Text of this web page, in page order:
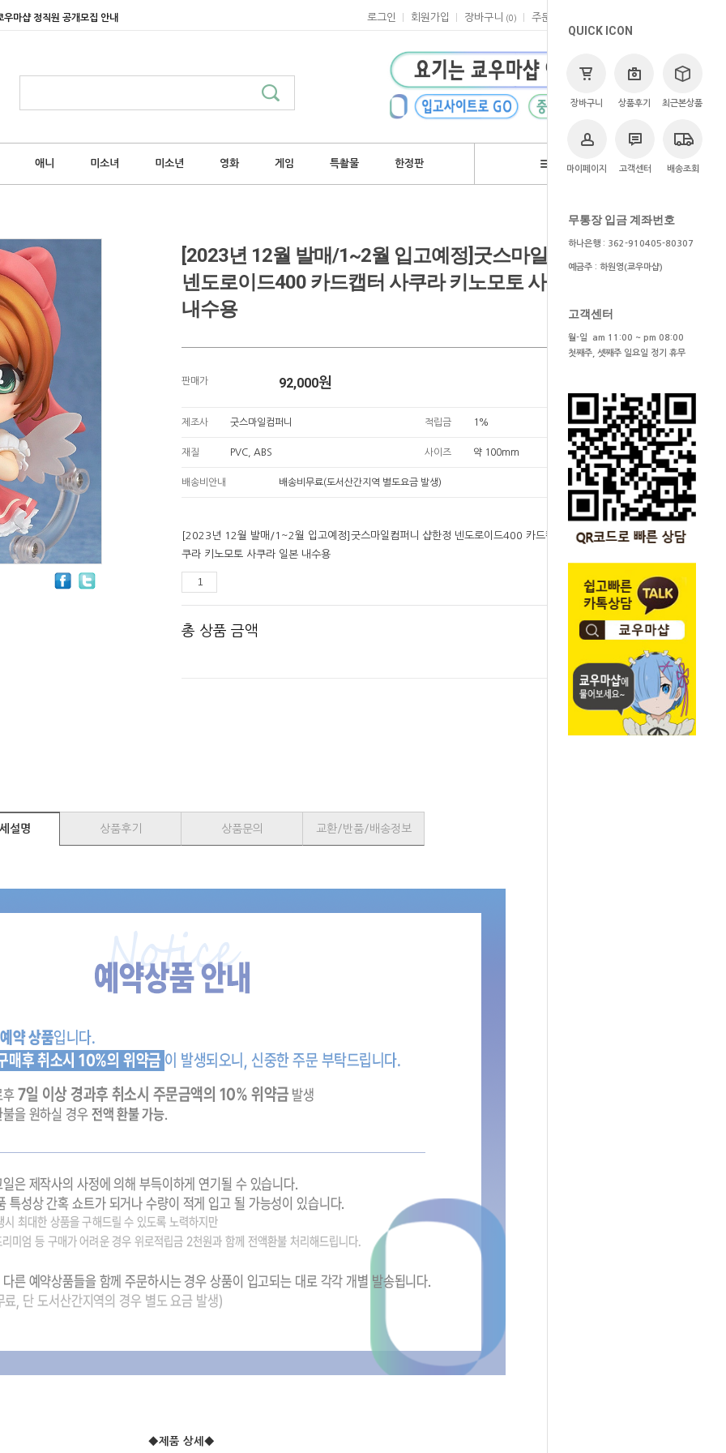
우마샵 정직원 공개모집 안내 로그인 회원가입 장바구니 (0 ) 주문
애니 미소녀 미소년 영화 게임 특촬물 한정판 브랜드
QUICK ICON
장바구니 상품후기 최근본상품
마이페이지 고객센터 배송조회
무통장 입금 계좌번호
하나은행 : 362-910405-80307
예금주 : 하원영(쿄우마샵)
고객센터
월-일 am 11:00 ~ pm 08:00
첫째주, 셋째주 일요일 정기 휴무
> 쿄우마 > 예약상품
[2023년 12월 발매/1~2월 입고예정]굿스마일컴퍼니 샵한정
넨도로이드400 카드캡터 사쿠라 키노모토 사쿠라 일본
내수용
판매가 92,000원
제조사 굿스마일컴퍼니 적립금 1%
재질 PVC, ABS 사이즈 약 100mm
배송비안내 배송비무료(도서산간지역 별도요금 발생)
[2023년 12월 발매/1~2월 입고예정]굿스마일컴퍼니 샵한정 넨도로이드400 카드캡터 사
쿠라 키노모토 사쿠라 일본 내수용
92,000원
총 상품 금액 92,000원
SOLD OUT
설명 상품후기 상품문의 교환/반품/배송정보
◆제품 상세 ◆